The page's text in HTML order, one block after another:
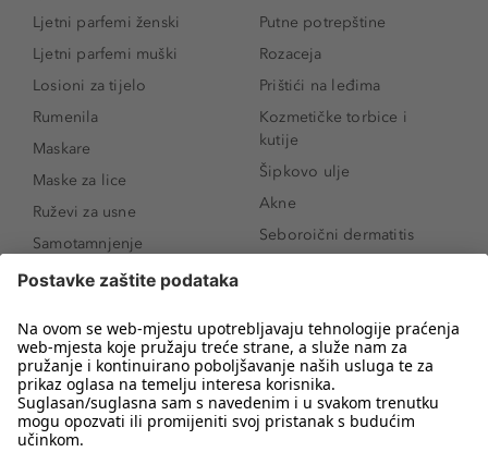
Ljetni parfemi ženski
Ljetni parfemi muški
Losioni za tijelo
Rumenila
Maskare
Maske za lice
Ruževi za usne
Samotamnjenje
Puderi
Proizvodi za obrve
Sunce i zaštita
Serumi za lice
Proizvodi za čišćenje lica
Putne potrepštine
Rozaceja
Prištići na leđima
Kozmetičke torbice i
kutije
Šipkovo ulje
Akne
Seboroični dermatitis
Novo
Koji mi parfem
odgovara?
Kako našminkati oči da